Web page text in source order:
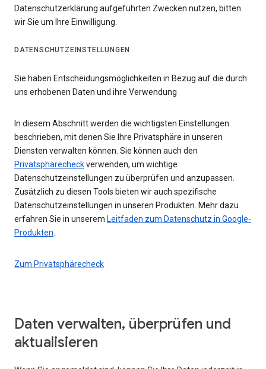
Datenschutzerklärung aufgeführten Zwecken nutzen, bitten
wir Sie um Ihre Einwilligung.
DATENSCHUTZEINSTELLUNGEN
Sie haben Entscheidungsmöglichkeiten in Bezug auf die durch
uns erhobenen Daten und ihre Verwendung
In diesem Abschnitt werden die wichtigsten Einstellungen
beschrieben, mit denen Sie Ihre Privatsphäre in unseren
Diensten verwalten können. Sie können auch den
Privatsphärecheckverwenden, um wichtige
Datenschutzeinstellungen zu überprüfen und anzupassen.
Zusätzlich zu diesen Tools bieten wir auch spezifische
Datenschutzeinstellungen in unseren Produkten. Mehr dazu
erfahren Sie in unserem Leitfaden zum Datenschutz in Google-
Produkten
Zum Privatsphärecheck
Daten verwalten, überprüfen und
aktualisieren